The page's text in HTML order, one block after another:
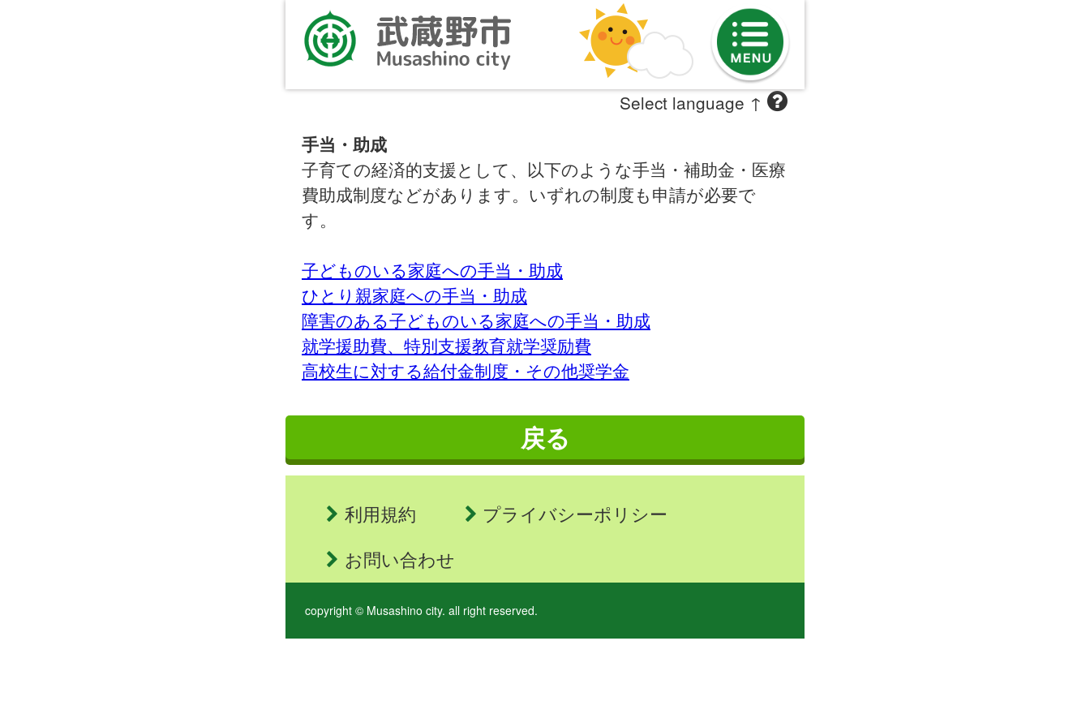
Select language ↑
手当・助成
子育ての経済的支援として、以下のような手当・補助金・医療
費助成制度などがあります。いずれの制度も申請が必要で
す。
子どものいる家庭への手当・助成
ひとり親家庭への手当・助成
障害のある子どものいる家庭への手当・助成
就学援助費、特別支援教育就学奨励費
高校生に対する給付金制度・その他奨学金
戻る
利用規約
プライバシーポリシー
お問い合わせ
copyright © Musashino city. all right reserved.